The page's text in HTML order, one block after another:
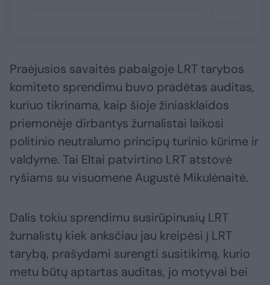
Praėjusios savaitės pabaigoje LRT tarybos
komiteto sprendimu buvo pradėtas auditas,
kuriuo tikrinama, kaip šioje žiniasklaidos
priemonėje dirbantys žurnalistai laikosi
politinio neutralumo principų turinio kūrime ir
valdyme. Tai Eltai patvirtino LRT atstovė
ryšiams su visuomene Augustė Mikulėnaitė.
Dalis tokiu sprendimu susirūpinusių LRT
žurnalistų kiek anksčiau jau kreipėsi į LRT
tarybą, prašydami surengti susitikimą, kurio
metu būtų aptartas auditas, jo motyvai bei